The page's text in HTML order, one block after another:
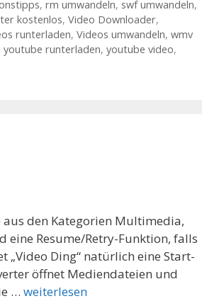
, rm umwandeln, swf umwandeln,
kostenlos, Video Downloader,
runterladen, Videos umwandeln, wmv
youtube runterladen, youtube video,
aus den Kategorien Multimedia,
eine Resume/Retry-Funktion, falls
Ding“ natürlich eine Start-
öffnet Mediendateien und
… weiterlesen